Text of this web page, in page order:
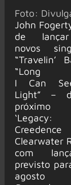
Foto:
John
de
novos
“Travelin’
I Can
Light” –
próximo
Creedence
Clearwater
com
previsto
agosto